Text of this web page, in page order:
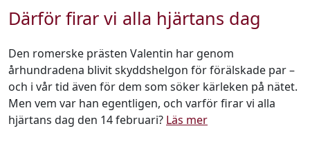
Därför firar vi alla hjärtans dag
Den romerske prästen Valentin har genom
århundradena blivit skyddshelgon för förälskade par –
och i vår tid även för dem som söker kärleken på nätet.
Men vem var han egentligen, och varför firar vi alla
hjärtans dag den 14 februari? Läs mer